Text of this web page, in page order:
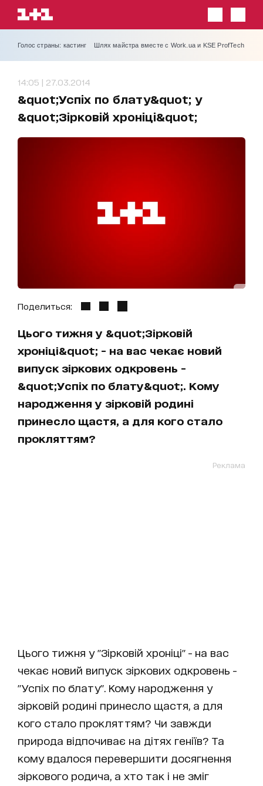
Голос страны: кастинг Шлях майстра вместе с Work.ua и KSE ProfTech
14:05 | 27.03.2014
&quot;Успіх по блату&quot; у
&quot;Зірковій хроніці&quot;
Поделиться:
Цього тижня у &quot;Зірковій
хроніці&quot; - на вас чекає новий
випуск зіркових одкровень -
&quot;Успіх по блату&quot;. Кому
народження у зірковій родині
принесло щастя, а для кого стало
прокляттям?
Реклама
Цього тижня у "Зірковій хроніці" - на вас
чекає новий випуск зіркових одкровень -
"Успіх по блату". Кому народження у
зірковій родині принесло щастя, а для
кого стало прокляттям? Чи завжди
природа відпочиває на дітях геніїв? Та
кому вдалося перевершити досягнення
зіркового родича, а хто так і не зміг